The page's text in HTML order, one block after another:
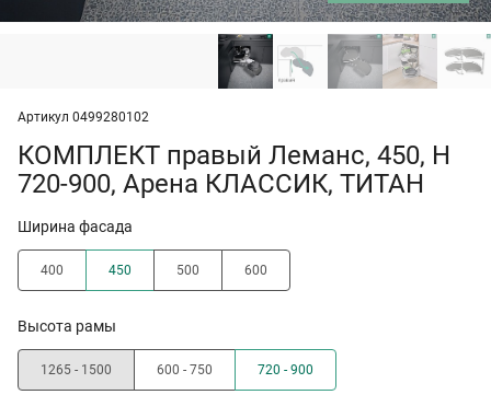
Артикул 0499280102
КОМПЛЕКТ правый Леманс, 450, H
720-900, Арена КЛАССИК, ТИТАН
Ширина фасада
400 450 500 600
Высота рамы
1265 - 1500 600 - 750 720 - 900